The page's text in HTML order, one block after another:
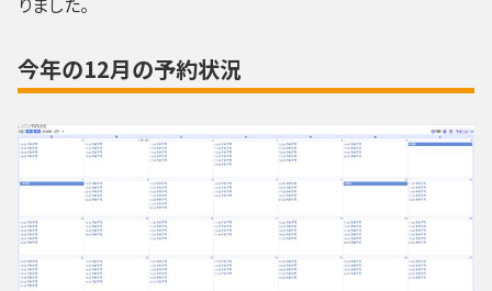
今年の12月の予約状況